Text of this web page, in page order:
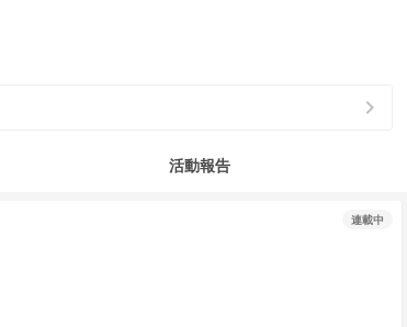
chevron_right
活動報告
連載中